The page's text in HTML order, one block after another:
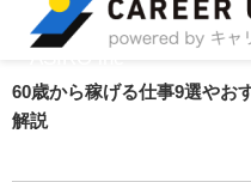
60歳から稼げる仕事9選やお
解説